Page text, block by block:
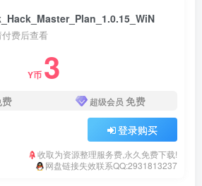
费后查看
Y币 3
超级会员 免费
登录购买
收取为资源整理服务费,永久免费下载!
网盘链接失效联系QQ:2931813237